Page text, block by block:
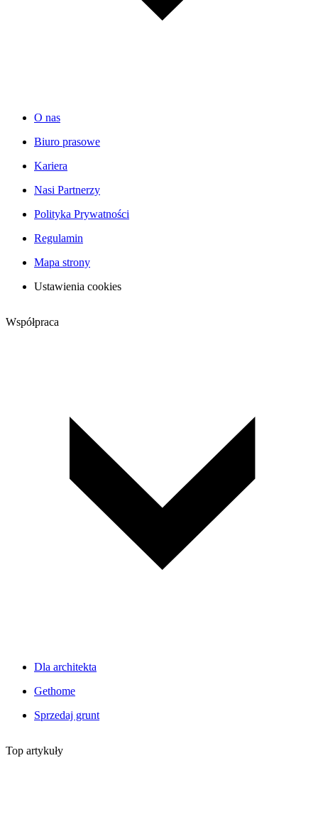
O nas
Biuro prasowe
Kariera
Nasi Partnerzy
Polityka Prywatności
Regulamin
Mapa strony
Ustawienia cookies
Współpraca
Dla architekta
Gethome
Sprzedaj grunt
Top artykuły